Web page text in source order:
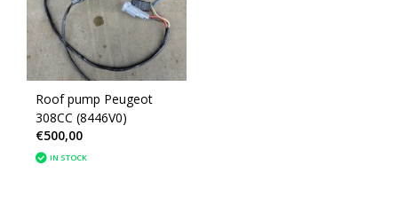
Roof pump Peugeot
308CC (8446V0)
€500,00
IN STOCK